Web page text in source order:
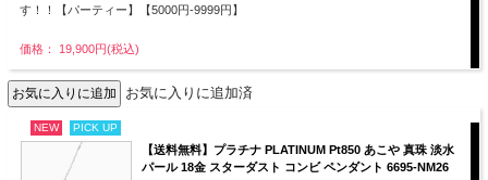
す！！【パーティー】【5000円-9999円】
価格： 19,900円(税込)
お気に入りに追加済
NEW PICK UP
【送料無料】プラチナ PLATINUM Pt850 あこや 真珠 淡水
パール 18金 スターダスト コンビ ペンダント 6695-NM26